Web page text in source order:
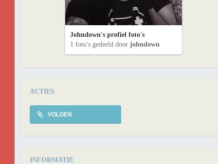
Johndown's profiel foto's
1 foto's gedeeld door johndown
ACTIES
VOLGEN
INFORMATIE